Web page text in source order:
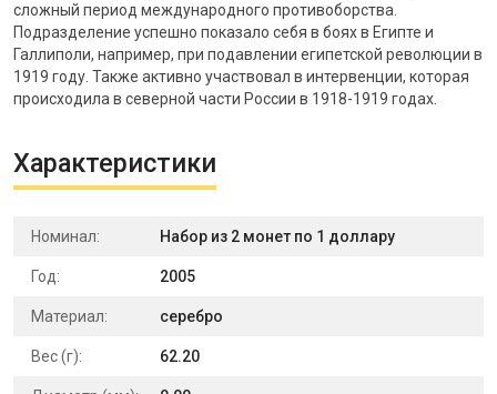
сложный период международного противоборства.
Подразделение успешно показало себя в боях в Египте и
Галлиполи, например, при подавлении египетской революции в
1919 году. Также активно участвовал в интервенции, которая
происходила в северной части России в 1918-1919 годах.
Характеристики
Номинал: Набор из 2 монет по 1 доллару
Год: 2005
Материал: серебро
Вес (г): 62.20